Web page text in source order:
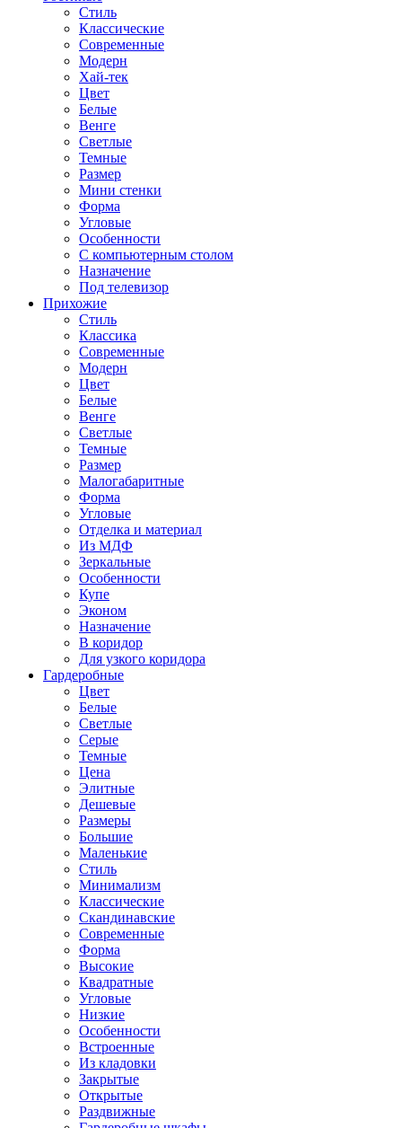
Стиль
Классические
Современные
Модерн
Хай-тек
Цвет
Белые
Венге
Светлые
Темные
Размер
Мини стенки
Форма
Угловые
Особенности
С компьютерным столом
Назначение
Под телевизор
Прихожие
Стиль
Классика
Современные
Модерн
Цвет
Белые
Венге
Светлые
Темные
Размер
Малогабаритные
Форма
Угловые
Отделка и материал
Из МДФ
Зеркальные
Особенности
Купе
Эконом
Назначение
В коридор
Для узкого коридора
Гардеробные
Цвет
Белые
Светлые
Серые
Темные
Цена
Элитные
Дешевые
Размеры
Большие
Маленькие
Стиль
Минимализм
Классические
Скандинавские
Современные
Форма
Высокие
Квадратные
Угловые
Низкие
Особенности
Встроенные
Из кладовки
Закрытые
Открытые
Раздвижные